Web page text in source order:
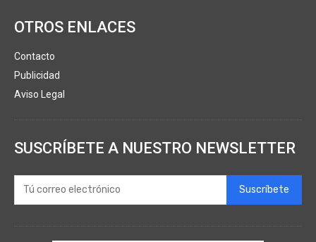
OTROS ENLACES
Contacto
Publicidad
Aviso Legal
SUSCRÍBETE A NUESTRO NEWSLETTER
Suscríbete